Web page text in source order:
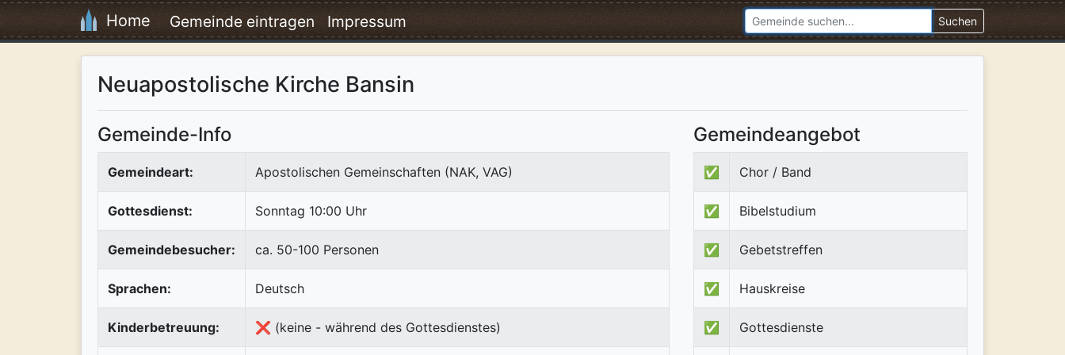
Home Gemeinde eintragen Impressum Suchen
Neuapostolische Kirche Bansin
Gemeinde-Info
Gemeindeart: Apostolischen Gemeinschaften (NAK, VAG)
Gottesdienst: Sonntag 10:00 Uhr
Gemeindebesucher: ca. 50-100 Personen
Sprachen: Deutsch
Kinderbetreuung: ❌ (keine - während des Gottesdienstes)
Gemeindeangebot
✅ Chor / Band
✅ Bibelstudium
✅ Gebetstreffen
✅ Hauskreise
✅ Gottesdienste